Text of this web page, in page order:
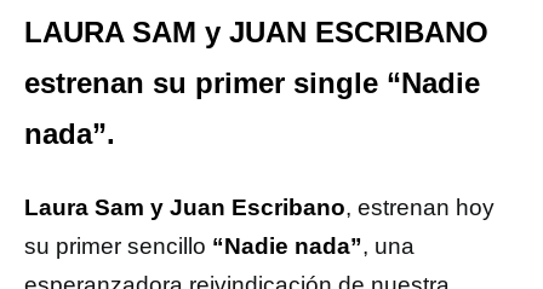
LAURA SAM y JUAN ESCRIBANO
estrenan su primer single “Nadie
nada”.
Laura Sam y Juan Escribano, estrenan hoy
su primer sencillo “Nadie nada”, una